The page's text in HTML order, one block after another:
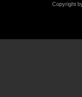
Copyright